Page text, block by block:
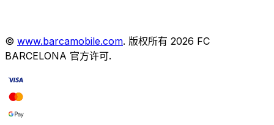
© www.barcamobile.com. 版权所有 2026 FC
BARCELONA 官方许可.